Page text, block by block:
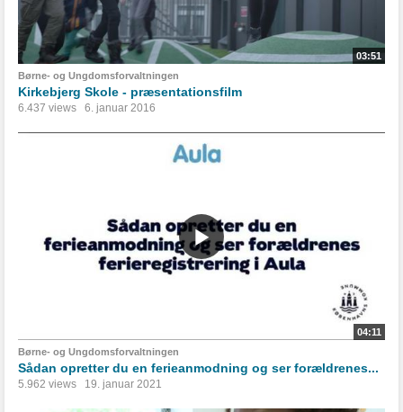
03:51
Børne- og Ungdomsforvaltningen
Kirkebjerg Skole - præsentationsfilm
6.437 views 6. januar 2016
04:11
Børne- og Ungdomsforvaltningen
Sådan opretter du en ferieanmodning og ser forældrenes...
5.962 views 19. januar 2021